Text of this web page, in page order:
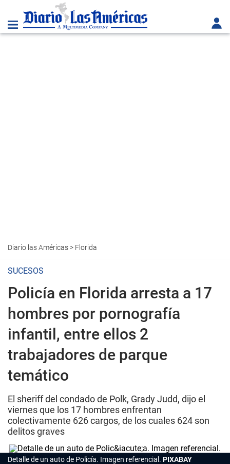
Diario las Américas> Florida
SUCESOS
Policía en Florida arresta a 17
hombres por pornografía
infantil, entre ellos 2
trabajadores de parque
temático
El sheriff del condado de Polk, Grady Judd, dijo el
viernes que los 17 hombres enfrentan
colectivamente 626 cargos, de los cuales 624 son
delitos graves
Detalle de un auto de Policía. Imagen referencial. PIXABAY